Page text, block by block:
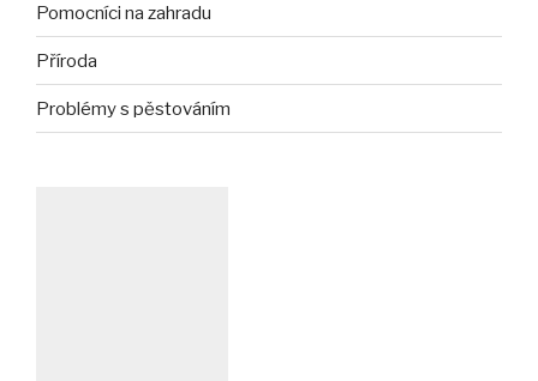
Pomocníci na zahradu
Příroda
Problémy s pěstováním